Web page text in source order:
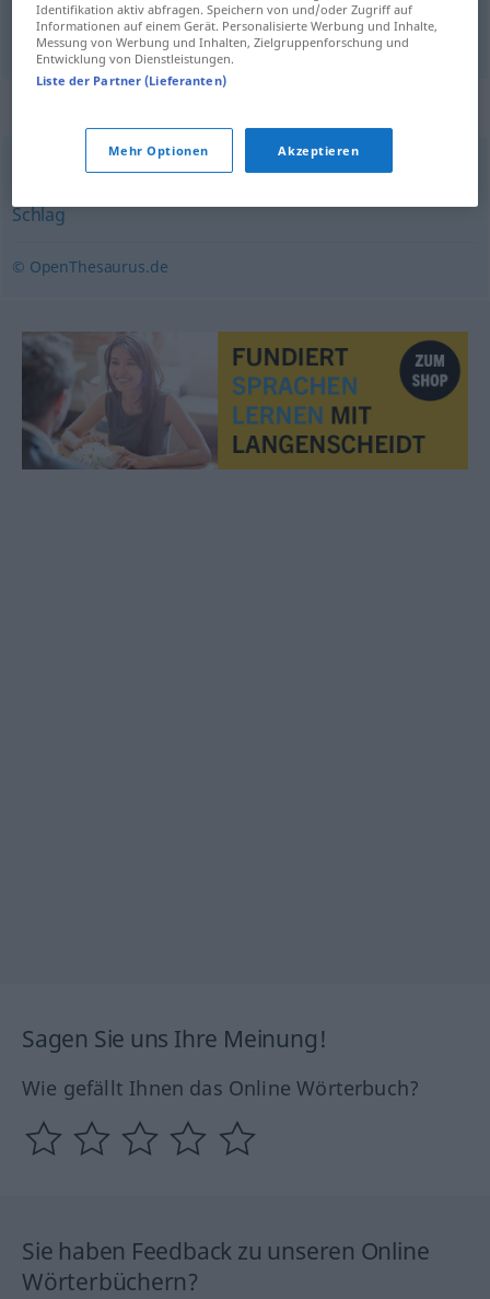
beproeving,plaag Heimsuchung
Schlag
© OpenThesaurus.de
Sagen Sie uns Ihre Meinung!
Wie gefällt Ihnen das Online Wörterbuch?
Sie haben Feedback zu unseren Online
Wörterbüchern?
Identifikation aktiv abfragen. Speichern von und/oder Zugriff auf
Informationen auf einem Gerät. Personalisierte Werbung und Inhalte,
Messung von Werbung und Inhalten, Zielgruppenforschung und
Entwicklung von Dienstleistungen.
Liste der Partner (Lieferanten)
Mehr Optionen Akzeptieren